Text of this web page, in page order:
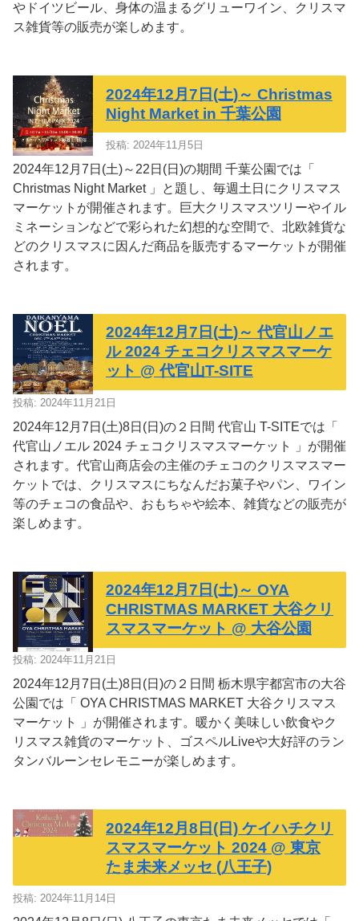
やドイツビール、身体の温まるグリューワイン、クリスマ
ス雑貨等の販売が楽しめます。
2024年12月7日(土)～ Christmas
Night Market in 千葉公園
投稿: 2024年11月5日
2024年12月7日(土)～22日(日)の期間 千葉公園では「
Christmas Night Market 」と題し、毎週土日にクリスマス
マーケットが開催されます。巨大クリスマスツリーやイル
ミネーションなどで彩られた幻想的な空間で、北欧雑貨な
どのクリスマスに因んだ商品を販売するマーケットが開催
されます。
2024年12月7日(土)～ 代官山ノエ
ル 2024 チェコクリスマスマーケ
ット @ 代官山T-SITE
投稿: 2024年11月21日
2024年12月7日(土)8日(日)の２日間 代官山 T-SITEでは「
代官山ノエル 2024 チェコクリスマスマーケット 」が開催
されます。代官山商店会の主催のチェコのクリスマスマー
ケットでは、クリスマスにちなんだお菓子やパン、ワイン
等のチェコの食品や、おもちゃや絵本、雑貨などの販売が
楽しめます。
2024年12月7日(土)～ OYA
CHRISTMAS MARKET 大谷クリ
スマスマーケット @ 大谷公園
投稿: 2024年11月21日
2024年12月7日(土)8日(日)の２日間 栃木県宇都宮市の大谷
公園では「 OYA CHRISTMAS MARKET 大谷クリスマス
マーケット 」が開催されます。暖かく美味しい飲食やク
リスマス雑貨のマーケット、ゴスペルLiveや大好評のラン
タンバルーンセレモニーが楽しめます。
2024年12月8日(日) ケイハチクリ
スマスマーケット 2024 @ 東京
たま未来メッセ (八王子)
投稿: 2024年11月14日